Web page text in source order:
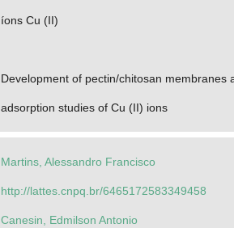
íons Cu (II)
Development of pectin/chitosan membranes
adsorption studies of Cu (II) ions
Martins, Alessandro Francisco
http://lattes.cnpq.br/6465172583349458
Canesin, Edmilson Antonio